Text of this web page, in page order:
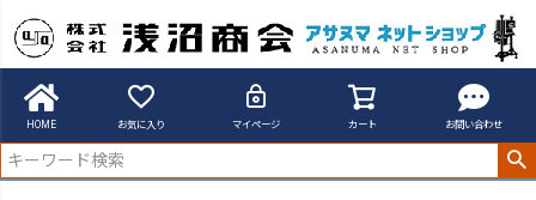
HOME お気に入り マイページ カート お問い合わせ
アサヌマネットショップ